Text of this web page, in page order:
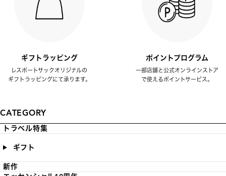
ギフトラッピング
レスポートサックオリジナルの
ギフトラッピングにて承ります。
ポイントプログラム
一部店舗と公式オンラインストア
で使えるポイントサービス。
CATEGORY
トラベル特集
ギフト
新作